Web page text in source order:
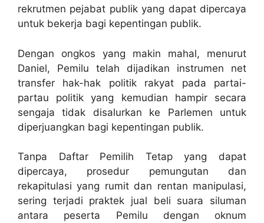
rekrutmen pejabat publik yang dapat dipercaya
untuk bekerja bagi kepentingan publik.
Dengan ongkos yang makin mahal, menurut
Daniel, Pemilu telah dijadikan instrumen net
transfer hak-hak politik rakyat pada partai-
partau politik yang kemudian hampir secara
sengaja tidak disalurkan ke Parlemen untuk
diperjuangkan bagi kepentingan publik.
Tanpa Daftar Pemilih Tetap yang dapat
dipercaya, prosedur pemungutan dan
rekapitulasi yang rumit dan rentan manipulasi,
sering terjadi praktek jual beli suara siluman
antara peserta Pemilu dengan oknum